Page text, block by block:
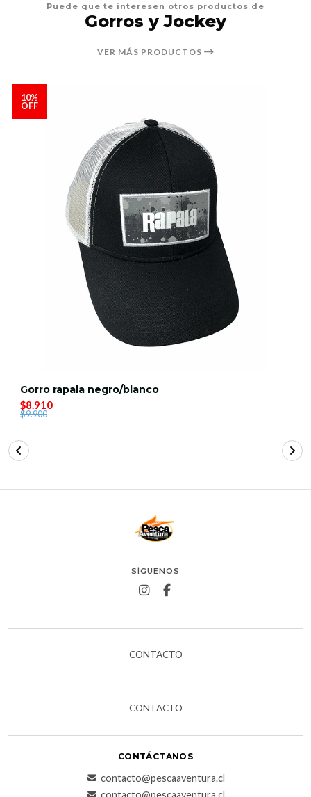
Puede que te interesen otros productos de
Gorros y Jockey
VER MÁS PRODUCTOS
10%
OFF
Gorro rapala negro/blanco
$8.910
$9.900
SÍGUENOS
CONTACTO
CONTACTO
CONTÁCTANOS
contacto@pescaaventura.cl
contacto@pescaaventura.cl